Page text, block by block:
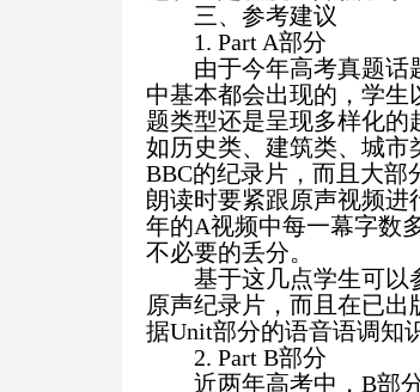
三、参考建议
1. Part A部分
由于今年高考真题话
中基本都会出现的，学
题类型还是呈现多样化的
如历史类、建筑类、城市
BBC的纪录片，而且大部
朗读时要紧跟原声视频
年的A视频中每一幕字数
不必要的丢分。
基于这几点学生可以
原声纪录片，而且在已
据Unit部分的语音语调知
2. Part B部分
近两年高考中， B部